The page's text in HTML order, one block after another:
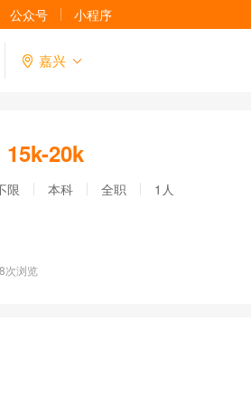
公众号 小程序
嘉兴
15k-20k
限 本科 全职 1人
次浏览